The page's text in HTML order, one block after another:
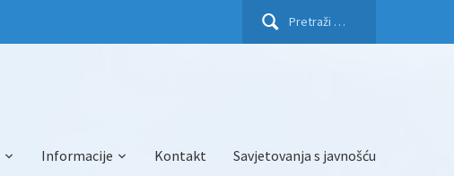
Pretraži:
Informacije Kontakt Savjetovanja s javnošću